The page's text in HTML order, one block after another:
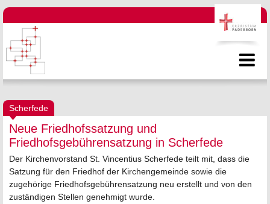
Scherfede
Neue Friedhofssatzung und
Friedhofsgebührensatzung in Scherfede
Der Kirchenvorstand St. Vincentius Scherfede teilt mit, dass die
Satzung für den Friedhof der Kirchengemeinde sowie die
zugehörige Friedhofsgebührensatzung neu erstellt und von den
zuständigen Stellen genehmigt wurde.